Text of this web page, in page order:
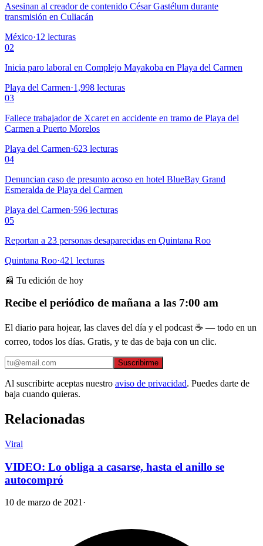
Asesinan al creador de contenido César Gastélum durante
transmisión en Culiacán
México·12 lecturas
02
Inicia paro laboral en Complejo Mayakoba en Playa del Carmen
Playa del Carmen·1,998 lecturas
03
Fallece trabajador de Xcaret en accidente en tramo de Playa del
Carmen a Puerto Morelos
Playa del Carmen·623 lecturas
04
Denuncian caso de presunto acoso en hotel BlueBay Grand
Esmeralda de Playa del Carmen
Playa del Carmen·596 lecturas
05
Reportan a 23 personas desaparecidas en Quintana Roo
Quintana Roo·421 lecturas
📰 Tu edición de hoy
Recibe el periódico de mañana a las 7:00 am
El diario para hojear, las claves del día y el podcast ☕ — todo en un
correo, todos los días. Gratis, y te das de baja con un clic.
Suscribirme
Al suscribirte aceptas nuestro aviso de privacidad. Puedes darte de
baja cuando quieras.
Relacionadas
Viral
VIDEO: Lo obliga a casarse, hasta el anillo se
autocompró
10 de marzo de 2021 ·